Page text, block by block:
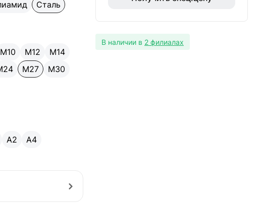
Сталь
М10 М12
М14
М27
М30
A2 А4
В наличии в 2 филиалах